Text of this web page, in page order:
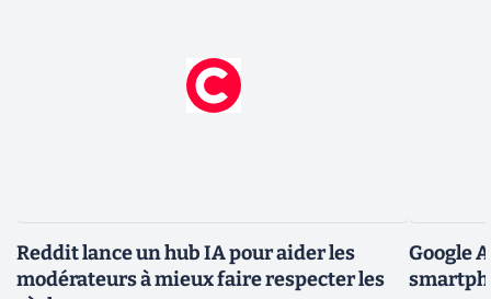
Reddit lance un hub IA pour aider les
modérateurs à mieux faire respecter les
Google